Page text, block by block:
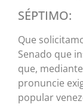
SÉPTIMO:
Que
Senado que
que,
pronuncie
popular